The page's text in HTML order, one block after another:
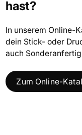
hast?
In unserem Online-
dein Stick- oder
auch
Zum Online-